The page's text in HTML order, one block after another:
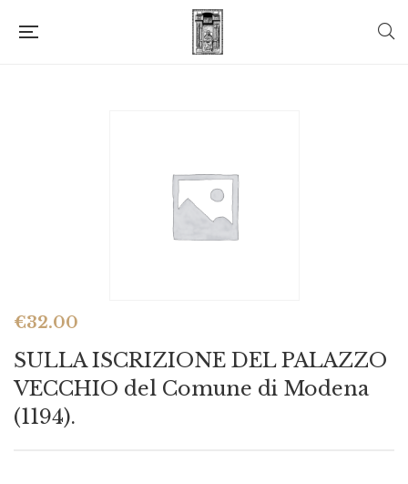
€32.00
SULLA ISCRIZIONE DEL PALAZZO
VECCHIO del Comune di Modena
(1194).